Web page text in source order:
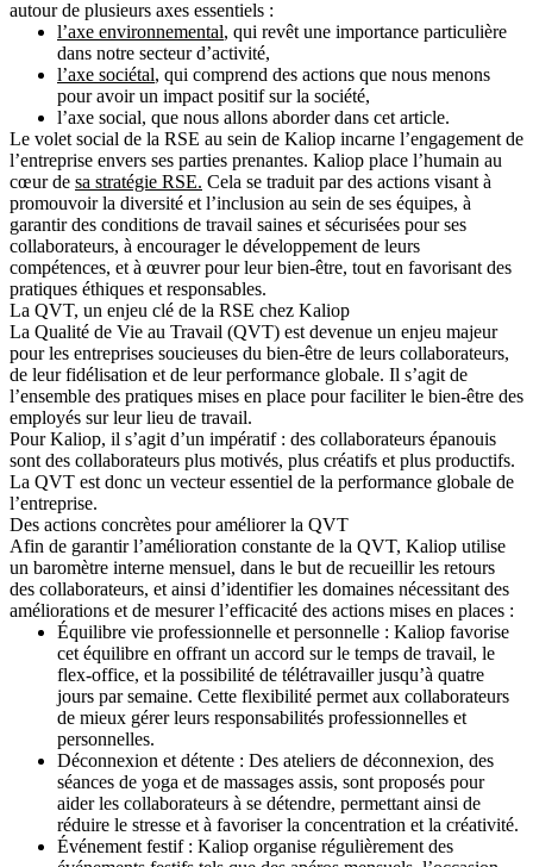
autour de plusieurs axes essentiels :
l’axe environnemental, qui revêt une importance particulière
dans notre secteur d’activité,
l’axe sociétal, qui comprend des actions que nous menons
pour avoir un impact positif sur la société,
l’axe social, que nous allons aborder dans cet article.
Le volet social de la RSE au sein de Kaliop incarne l’engagement de
l’entreprise envers ses parties prenantes. Kaliop place l’humain au
cœur de sa stratégie RSE. Cela se traduit par des actions visant à
promouvoir la diversité et l’inclusion au sein de ses équipes, à
garantir des conditions de travail saines et sécurisées pour ses
collaborateurs, à encourager le développement de leurs
compétences, et à œuvrer pour leur bien-être, tout en favorisant des
pratiques éthiques et responsables.
La QVT, un enjeu clé de la RSE chez Kaliop
La Qualité de Vie au Travail (QVT) est devenue un enjeu majeur
pour les entreprises soucieuses du bien-être de leurs collaborateurs,
de leur fidélisation et de leur performance globale. Il s’agit de
l’ensemble des pratiques mises en place pour faciliter le bien-être des
employés sur leur lieu de travail.
Pour Kaliop, il s’agit d’un impératif : des collaborateurs épanouis
sont des collaborateurs plus motivés, plus créatifs et plus productifs.
La QVT est donc un vecteur essentiel de la performance globale de
l’entreprise.
Des actions concrètes pour améliorer la QVT
Afin de garantir l’amélioration constante de la QVT, Kaliop utilise
un baromètre interne mensuel, dans le but de recueillir les retours
des collaborateurs, et ainsi d’identifier les domaines nécessitant des
améliorations et de mesurer l’efficacité des actions mises en places :
Équilibre vie professionnelle et personnelle : Kaliop favorise
cet équilibre en offrant un accord sur le temps de travail, le
flex-office, et la possibilité de télétravailler jusqu’à quatre
jours par semaine. Cette flexibilité permet aux collaborateurs
de mieux gérer leurs responsabilités professionnelles et
personnelles.
Déconnexion et détente : Des ateliers de déconnexion, des
séances de yoga et de massages assis, sont proposés pour
aider les collaborateurs à se détendre, permettant ainsi de
réduire le stresse et à favoriser la concentration et la créativité.
Événement festif : Kaliop organise régulièrement des